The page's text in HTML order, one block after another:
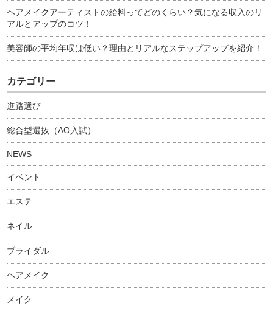
ヘアメイクアーティストの給料ってどのくらい？気になる収入のリ
アルとアップのコツ！
美容師の平均年収は低い？理由とリアルなステップアップを紹介！
カテゴリー
進路選び
総合型選抜（AO入試）
NEWS
イベント
エステ
ネイル
ブライダル
ヘアメイク
メイク